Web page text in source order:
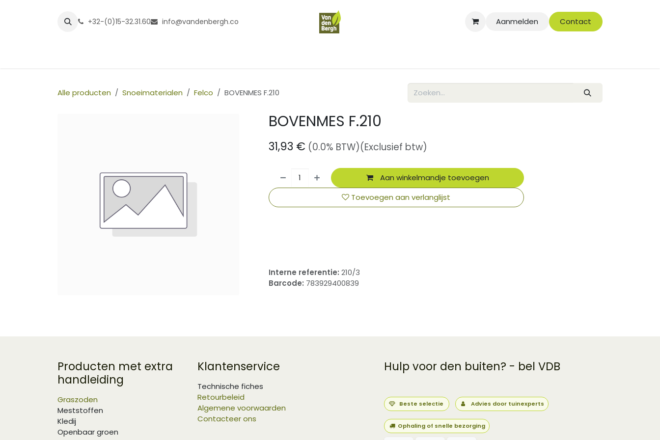
+32-(0)15-32.31.60 info@vandenbergh.co Aanmelden Contact
Alle producten Snoeimaterialen Felco BOVENMES F.210
BOVENMES F.210
31,93 € (0.0% BTW)(Exclusief btw)
Aan winkelmandje toevoegen
Toevoegen aan verlanglijst
Interne referentie: 210/3
Barcode: 783929400839
Producten met extra
handleiding
Graszoden
Meststoffen
Kledij
Openbaar groen
Klantenservice
Technische fiches
Retourbeleid
Algemene voorwaarden
Contacteer ons
Hulp voor den buiten? - bel VDB
Beste selectie Advies door tuinexperts
Ophaling of snelle bezorging